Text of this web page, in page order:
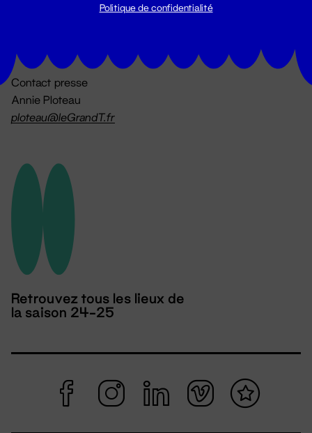
Contact presse
Annie Ploteau
ploteau@leGrandT.fr
Retrouvez tous les lieux de
la saison 24-25
Politique de confidentialité